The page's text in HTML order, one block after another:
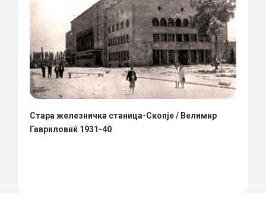
Стара железничка станица-Скопје / Велимир
Гавриловиќ 1931-40